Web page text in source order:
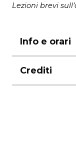
Lezioni brevi
Info e orari
spettacolo
biglietti 15
durata 60′ circa
Crediti